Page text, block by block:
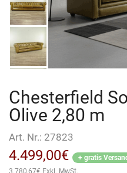
Chesterfield
Olive 2,80 m
Art. Nr.: 27823
4.499,00€
+ gratis
3.780,67€ Exkl. MwSt.